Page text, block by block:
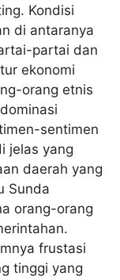
Kondisi
di antaranya
partai dan
ekonomi
orang etnis
sentimen
jelas yang
daerah yang
Sunda
orang-orang
frustasi
tinggi yang